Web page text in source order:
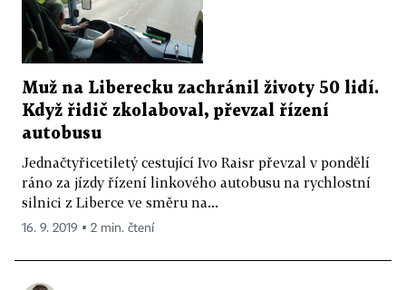
Muž na Liberecku zachránil životy 50 lidí.
Když řidič zkolaboval, převzal řízení
autobusu
Jednačtyřicetiletý cestující Ivo Raisr převzal v pondělí
ráno za jízdy řízení linkového autobusu na rychlostní
silnici z Liberce ve směru na...
16. 9. 2019 ▪ 2 min. čtení